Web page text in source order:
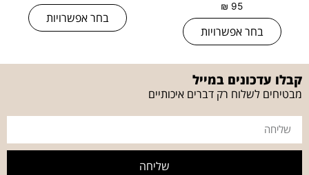
₪ 95
בחר אפשרויות
בחר אפשרויות
קבלו עדכונים במייל
מבטיחים לשלוח רק דברים איכותיים
שליחה